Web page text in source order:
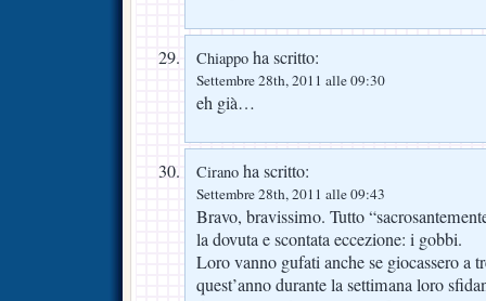
Chiappo ha scritto:
Settembre 28th, 2011 alle 09:30
eh già…
Cirano ha scritto:
Settembre 28th, 2011 alle 09:43
Bravo, bravissimo. Tutto
la dovuta e scontata eccezione: i gobbi.
Loro vanno gufati anche se giocassero a
quest’anno durante la settimana loro